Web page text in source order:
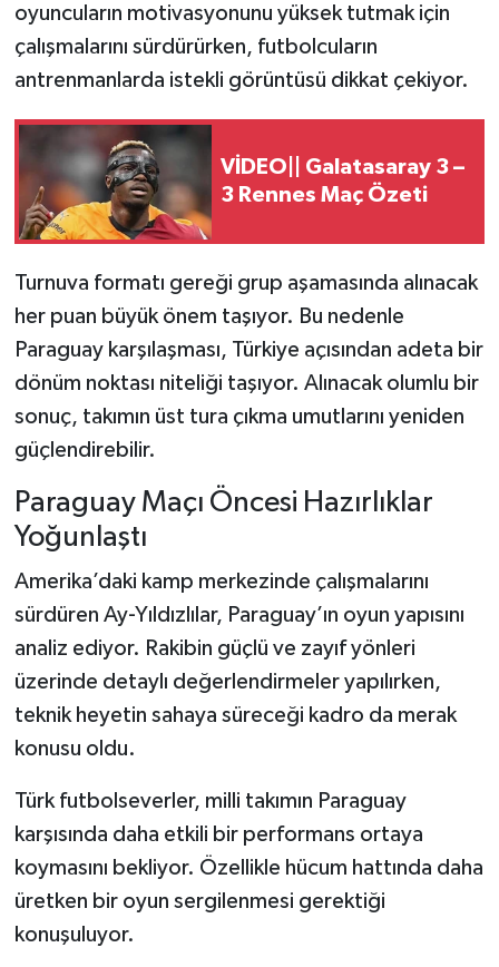
oyuncuların motivasyonunu yüksek tutmak için
çalışmalarını sürdürürken, futbolcuların
antrenmanlarda istekli görüntüsü dikkat çekiyor.
VİDEO|| Galatasaray 3 –
3 Rennes Maç Özeti
Turnuva formatı gereği grup aşamasında alınacak
her puan büyük önem taşıyor. Bu nedenle
Paraguay karşılaşması, Türkiye açısından adeta bir
dönüm noktası niteliği taşıyor. Alınacak olumlu bir
sonuç, takımın üst tura çıkma umutlarını yeniden
güçlendirebilir.
Paraguay Maçı Öncesi Hazırlıklar
Yoğunlaştı
Amerika’daki kamp merkezinde çalışmalarını
sürdüren Ay-Yıldızlılar, Paraguay’ın oyun yapısını
analiz ediyor. Rakibin güçlü ve zayıf yönleri
üzerinde detaylı değerlendirmeler yapılırken,
teknik heyetin sahaya süreceği kadro da merak
konusu oldu.
Türk futbolseverler, milli takımın Paraguay
karşısında daha etkili bir performans ortaya
koymasını bekliyor. Özellikle hücum hattında daha
üretken bir oyun sergilenmesi gerektiği
konuşuluyor.